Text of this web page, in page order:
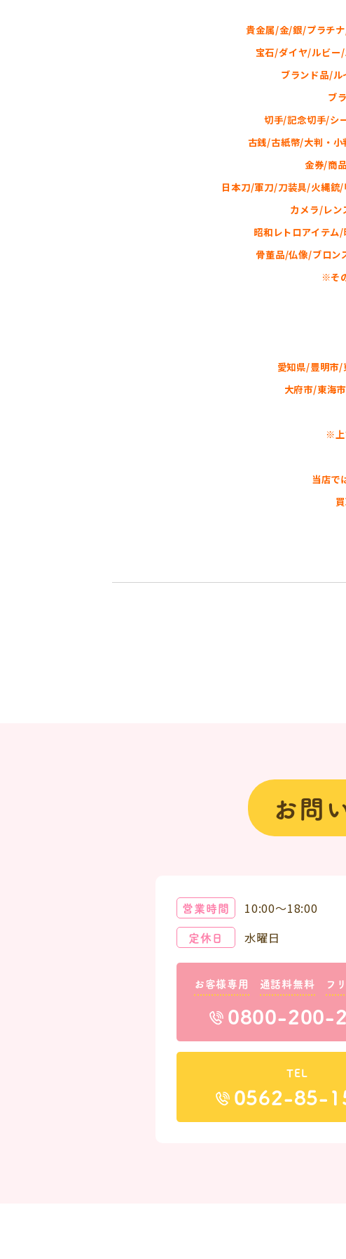
貴金属/金/銀/プラチ
宝石/ダイヤ/ルビー
ブランド品/
ブ
切手/記念切手/シ
古銭/古紙幣/大判・
金券/商
日本刀/軍刀/刀装具/火縄
カメラ/レ
昭和レトロアイテ
骨董品/仏像/ブロ
※そ
愛知県/豊明市
大府市/東海
※上
当店で
お問
営業時間
10:00～18:00
定休日
水曜日
お客様専用 通話料無料 フ
0800-200-
TEL
0562-85-